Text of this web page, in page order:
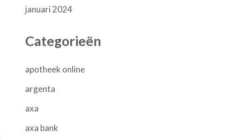
januari 2024
Categorieën
apotheek online
argenta
axa
axa bank